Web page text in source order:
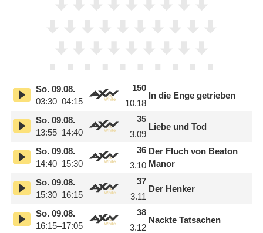
So.09.08.
03:30–04:15
150
10.18
In die Enge getrieben
So.09.08.
13:55–14:40
35
3.09
Liebe und Tod
So.09.08.
14:40–15:30
36
3.10
Der Fluch von Beaton
Manor
So.09.08.
15:30–16:15
37
3.11
Der Henker
So.09.08.
16:15–17:05
38
3.12
Nackte Tatsachen